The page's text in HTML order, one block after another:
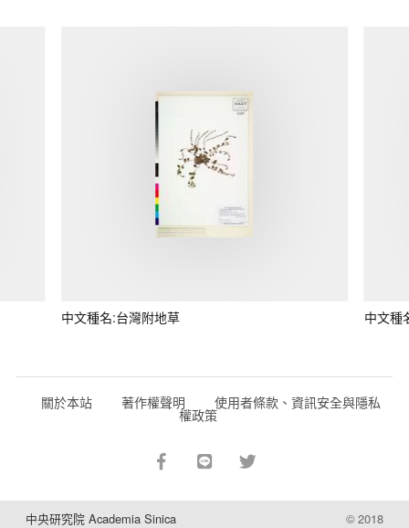
中文種名:台灣附地草 中文種
關於本站 著作權聲明 使用者條款、資訊安全與隱私
權政策
中央研究院 Academia Sinica © 2018